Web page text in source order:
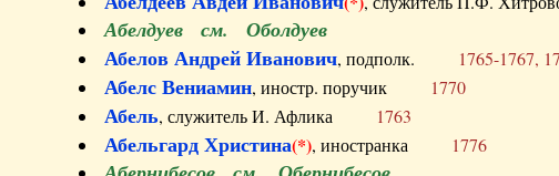
Абелдуев см. Оболдуев
Абелов Андрей Иванович, подполк. 1765-1767,
Абелс Вениамин, иностр. поручик 1770
Абель, служитель И. Афлика 1763
Абельгард Христина(*), иностранка 1776